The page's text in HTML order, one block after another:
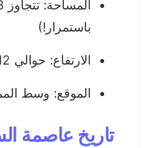
باستمرار!)
الارتفاع: حوالي 612 متر عن سطح البحر
الموقع: وسط
تاريخ عاصمة